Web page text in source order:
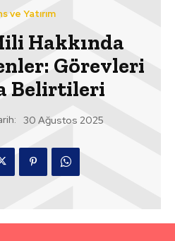
ve Yatırım
Hakkında
Görevleri
Belirtileri
30 Ağustos 2025